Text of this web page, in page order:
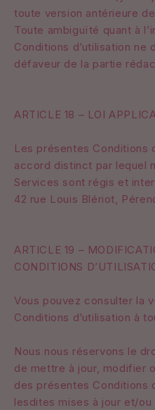
toute version antérieure
Toute ambiguïté quant à
Conditions d’utilisation
défaveur de la partie
ARTICLE 18 – LOI
Les présentes Conditions
accord distinct par lequel
Services sont régis et
42 rue Louis Blériot,
ARTICLE 19 –
CONDITIONS
Vous pouvez consulter la
Conditions d’utilisation à
Nous nous réservons le
de mettre à jour, modifier
des présentes Conditions
lesdites mises à jour et/